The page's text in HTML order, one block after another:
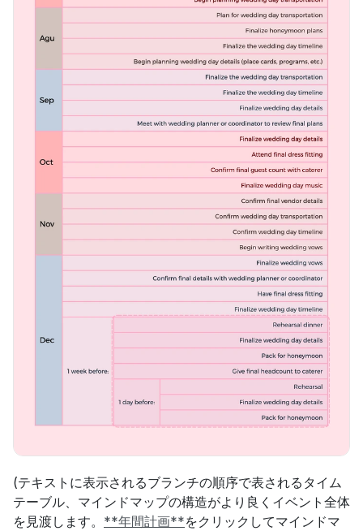
(テキストに表示されるブランチの順序で表されるタイム
テーブル、マインドマップの構造がより良くイベント全体
を見渡します。 **年間計画**をクリックしてマインドマ